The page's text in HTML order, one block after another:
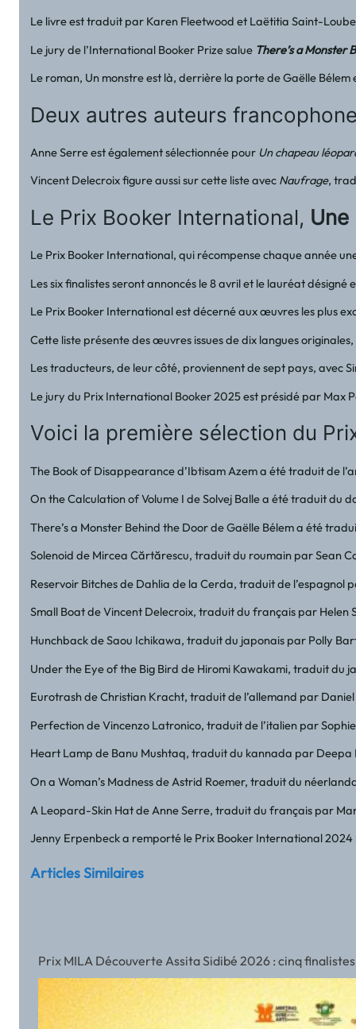
Le livre est traduit par Karen Fleetwood et Laëtitia Saint-
Le jury de l’International Booker Prize salue There’s a Monster
Le roman, Un monstre est là, derrière la porte de Gaëlle
Deux autres auteurs
Anne Serre est également sélectionnée pour Un chapeau
Vincent Delecroix figure aussi sur cette liste avec Naufrage,
Le Prix Booker International,
Le Prix Booker International, qui récompense chaque année
Les six finalistes seront annoncés le 8 avril et le lauréat
Le Prix Booker International est décerné aux œuvres les plus
Cette liste présente des œuvres issues de dix langues
Les traducteurs, de leur côté, proviennent de sept pays, avec
Le jury du Prix International Booker 2025 est présidé par Max
Voici la première sélection du
The Book of Disappearance d’Ibtisam Azem a été traduit de
On the Calculation of Volume I de Solvej Balle a été traduit du
There’s a Monster Behind the Door de Gaëlle Bélem a été
Solenoid de Mircea Cărtărescu, traduit du roumain par Sean
Reservoir Bitches de Dahlia de la Cerda, traduit de
Small Boat de Vincent Delecroix, traduit du français par Helen
Hunchback de Saou Ichikawa, traduit du japonais par Polly
Under the Eye of the Big Bird de Hiromi Kawakami, traduit du
Eurotrash de Christian Kracht, traduit de l’allemand par
Perfection de Vincenzo Latronico, traduit de l’italien par
Heart Lamp de Banu Mushtaq, traduit du kannada par
On a Woman’s Madness de Astrid Roemer, traduit du
A Leopard-Skin Hat de Anne Serre, traduit du français par
Jenny Erpenbeck a remporté le Prix Booker International
Articles Similaires
Prix MILA Découverte Assita Sidibé 2026 : cinq